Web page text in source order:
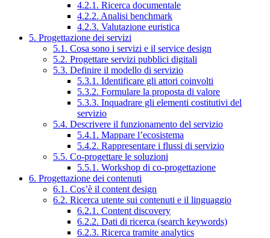
4.2.1. Ricerca documentale
4.2.2. Analisi benchmark
4.2.3. Valutazione euristica
5. Progettazione dei servizi
5.1. Cosa sono i servizi e il service design
5.2. Progettare servizi pubblici digitali
5.3. Definire il modello di servizio
5.3.1. Identificare gli attori coinvolti
5.3.2. Formulare la proposta di valore
5.3.3. Inquadrare gli elementi costitutivi del
servizio
5.4. Descrivere il funzionamento del servizio
5.4.1. Mappare l’ecosistema
5.4.2. Rappresentare i flussi di servizio
5.5. Co-progettare le soluzioni
5.5.1. Workshop di co-progettazione
6. Progettazione dei contenuti
6.1. Cos’è il content design
6.2. Ricerca utente sui contenuti e il linguaggio
6.2.1. Content discovery
6.2.2. Dati di ricerca (search keywords)
6.2.3. Ricerca tramite analytics